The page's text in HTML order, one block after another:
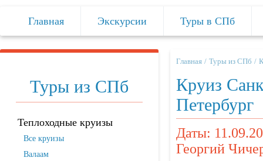
Главная Экскурсии Туры в СПб
Туры из СПб
Теплоходные круизы
Все круизы
Валаам
Главная Туры из СПб
Круиз
Петербург
Даты:
Георгий